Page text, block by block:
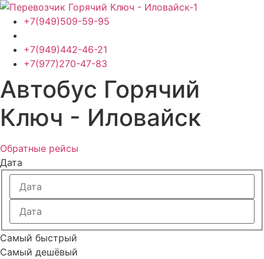
Перейти
содержимому
+7(949)509-59-95
+7(949)442-46-21
+7(977)270-47-83
Автобус Горячий
Ключ - Иловайск
Обратные рейсы
Дата
Самый быстрый
Самый дешёвый